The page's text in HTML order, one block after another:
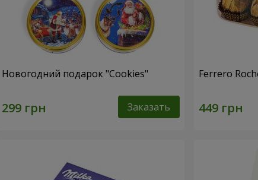
Новогодний подарок "Cookies"
Заказать
Ferrero